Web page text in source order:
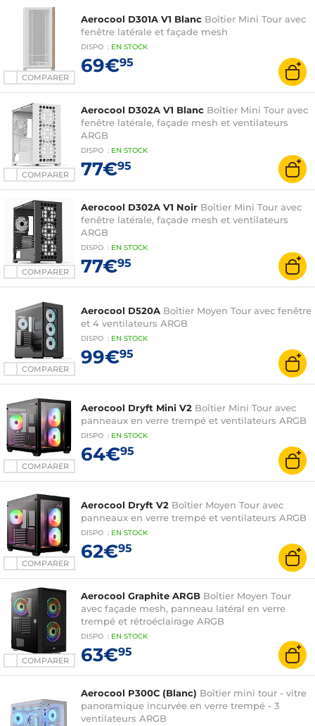
COMPARER
Aerocool D301A V1 Blanc Boîtier Mini Tour avec
fenêtre latérale et façade mesh
DISPO : EN STOCK
69€95
COMPARER
Aerocool D302A V1 Blanc Boîtier Mini Tour avec
fenêtre latérale, façade mesh et ventilateurs
ARGB
DISPO : EN STOCK
77€95
COMPARER
Aerocool D302A V1 Noir Boîtier Mini Tour avec
fenêtre latérale, façade mesh et ventilateurs
ARGB
DISPO : EN STOCK
77€95
COMPARER
Aerocool D520A Boîtier Moyen Tour avec fenêtre
et 4 ventilateurs ARGB
DISPO : EN STOCK
99€95
COMPARER
Aerocool Dryft Mini V2 Boîtier Mini Tour avec
panneaux en verre trempé et ventilateurs ARGB
DISPO : EN STOCK
64€95
COMPARER
Aerocool Dryft V2 Boîtier Moyen Tour avec
panneaux en verre trempé et ventilateurs ARGB
DISPO : EN STOCK
62€95
COMPARER
Aerocool Graphite ARGB Boîtier Moyen Tour
avec façade mesh, panneau latéral en verre
trempé et rétroéclairage ARGB
DISPO : EN STOCK
63€95
Aerocool P300C (Blanc) Boîtier mini tour - vitre
panoramique incurvée en verre trempé - 3
ventilateurs ARGB